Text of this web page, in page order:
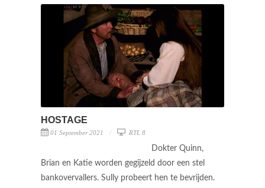
HOSTAGE
01 September 2021 RTL 8
Dokter Quinn,
Brian en Katie worden gegijzeld door een stel
bankovervallers. Sully probeert hen te bevrijden.